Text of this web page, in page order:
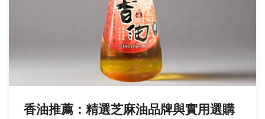
香油推薦：精選芝麻油品牌與實用選購